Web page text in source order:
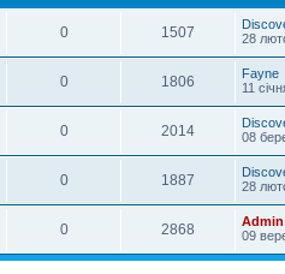
0 1507
28
0 1806
Fayne
11
0 2014
08
0 1887
28
0 2868
Admin
09